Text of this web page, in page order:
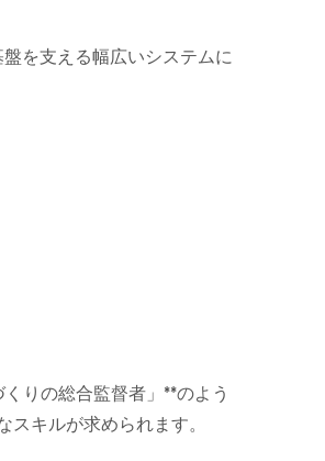
を支える幅広いシステムに
りの総合監督者」**のよう
キルが求められます。